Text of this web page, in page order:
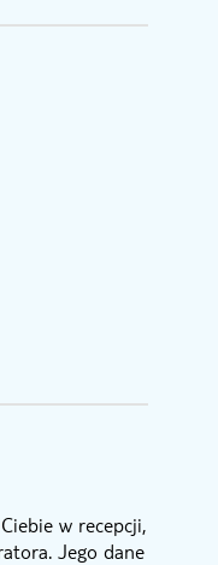
w recepcji,
Jego dane